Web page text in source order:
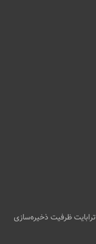
این کارت حافظه کوچک ۴ ترابایت ظرفیت ذخیره‌سازی